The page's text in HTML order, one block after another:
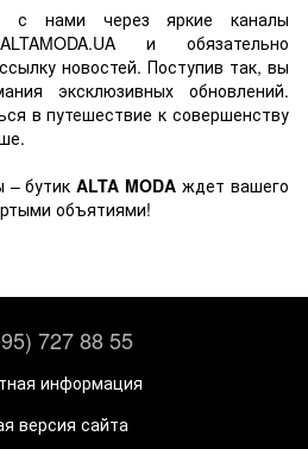
с нами через яркие каналы
и обязательно
новостей. Поступив так, вы
эксклюзивных обновлений.
в путешествие к совершенству
– бутикALTA MODA ждет вашего
объятиями!
727 88 55
информация
версия сайта